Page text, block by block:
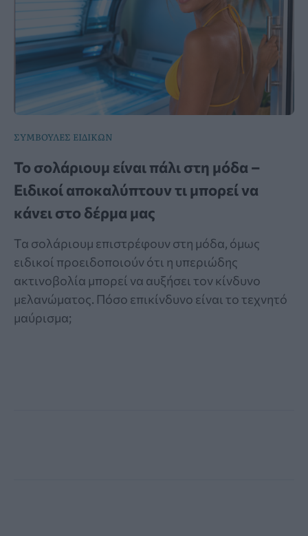
ΣΥΜΒΟΥΛΕΣ ΕΙΔΙΚΩΝ
Το σολάριουμ είναι πάλι στη μόδα –
Ειδικοί αποκαλύπτουν τι μπορεί να
κάνει στο δέρμα μας
Τα σολάριουμ επιστρέφουν στη μόδα, όμως
ειδικοί προειδοποιούν ότι η υπεριώδης
ακτινοβολία μπορεί να αυξήσει τον κίνδυνο
μελανώματος. Πόσο επικίνδυνο είναι το τεχνητό
μαύρισμα;